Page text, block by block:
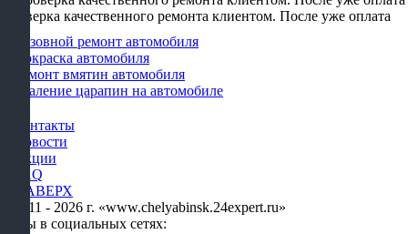
Проверка качественного ремонта клиентом. После уже оплата
Контакты
Новости
Акции
FAQ
НАВЕРХ
2011 - 2026 г. «www.chelyabinsk.24expert.ru»
Кузовной ремонт автомобиля
Покраска автомобиля
Ремонт вмятин автомобиля
Удаление царапин на автомобиле
Мы в социальных сетях: